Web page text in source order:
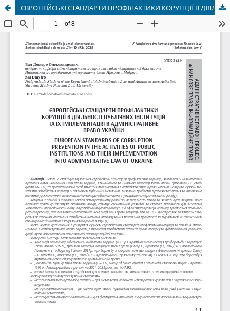
ЄВРОПЕЙСЬКІ СТАНДАРТИ ПРОФІЛАКТИКИ КОРУПЦІЇ В ДІЯЛЬНОСТІ ПУБЛІЧНИХ ІНСТИТУЦІЙ ТА ЇХ ІМПЛЕМЕНТАЦІЯ В АДМІНІСТРАТИВНЕ ПРАВО УКРАЇНИ